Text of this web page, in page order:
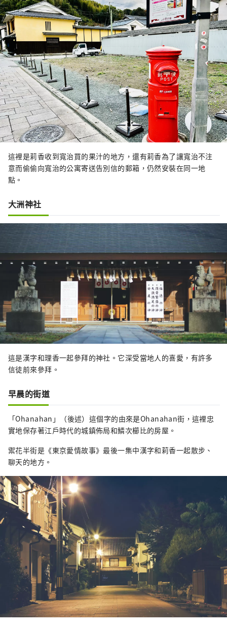
這裡是莉香收到寬治買的果汁的地方，還有莉香為了讓寬治不注
意而偷偷向寬治的公寓寄送告別信的郵箱，仍然安裝在同一地
點。
大洲神社
這是漢字和理香一起參拜的神社。它深受當地人的喜愛，有許多
信徒前來參拜。
早晨的街道
「Ohanahan」（後述）這個字的由來是Ohanahan街，這裡忠
實地保存著江戶時代的城鎮佈局和鱗次櫛比的房屋。
禦花半街是《東京愛情故事》最後一集中漢字和莉香一起散步、
聊天的地方。